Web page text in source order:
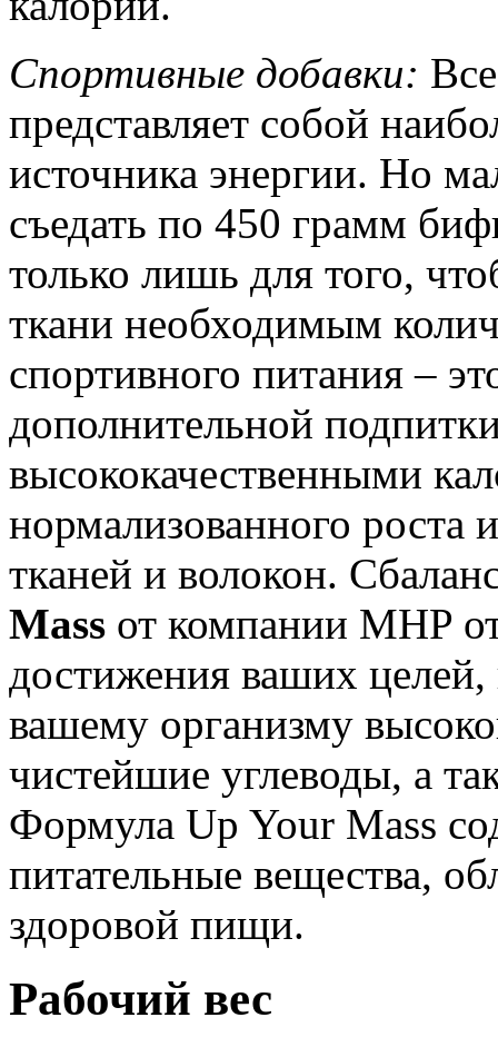
Спортивные добавки:
представляет собой
источника энергии. Но
съедать по 450 грамм
только лишь для того,
ткани необходимым
спортивного питания –
дополнительной
высококачественными
нормализованного
тканей и волокон.
Mass от компании MHP
достижения ваших
вашему организму
чистейшие углеводы, а
Формула Up Your Mass
питательные вещества,
здоровой пищи.
Рабочий вес